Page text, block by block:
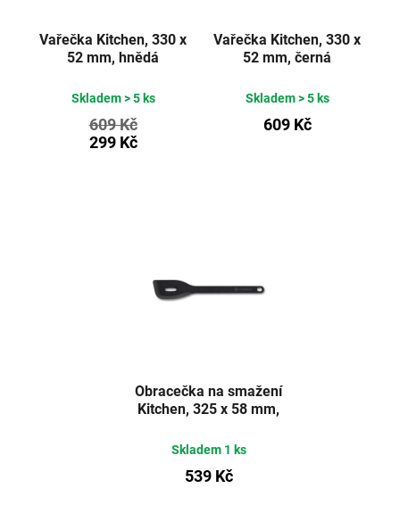
Vařečka Kitchen, 330 x
52 mm, hnědá
Skladem> 5 ks
609 Kč
299 Kč
Vařečka Kitchen, 330 x
52 mm, černá
Skladem> 5 ks
609 Kč
Obracečka na smažení
Kitchen, 325 x 58 mm,
Skladem 1 ks
539 Kč